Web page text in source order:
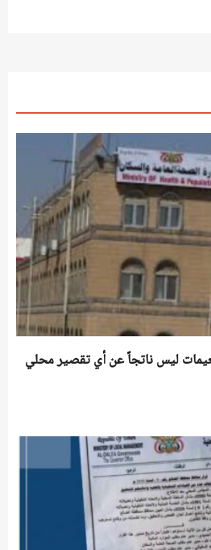
ليس ناتجاً عن أي تقصير محلي